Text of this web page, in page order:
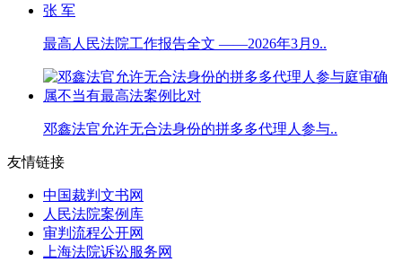
最高人民法院工作报告全文 ——2026年3月9..
邓鑫法官允许无合法身份的拼多多代理人参与..
友情链接
中国裁判文书网
人民法院案例库
审判流程公开网
上海法院诉讼服务网